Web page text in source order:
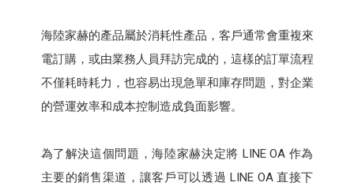
海陸家赫的產品屬於消耗性產品，客戶通常會重複來
電訂購，或由業務人員拜訪完成的，這樣的訂單流程
不僅耗時耗力，也容易出現急單和庫存問題，對企業
的營運效率和成本控制造成負面影響。
為了解決這個問題，海陸家赫決定將 LINE OA 作為
主要的銷售渠道，讓客戶可以透過 LINE OA 直接下